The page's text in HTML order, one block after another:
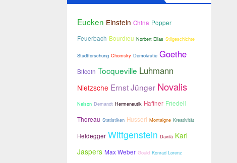
Eucken Einstein China Popper
Feuerbach Bourdieu Norbert Elias Stilgeschichte
Stadtforschung Chomsky Demokratie Goethe
Bitcoin Tocqueville Luhmann
Nietzsche Ernst Jünger Novalis
Nelson Demandt Hermeneutik Haffner Friedell
Thoreau Statistiken Husserl Montaigne Kreativität
Heidegger Wittgenstein Davilá Karl
Jaspers Max Weber Gould Konrad Lorenz